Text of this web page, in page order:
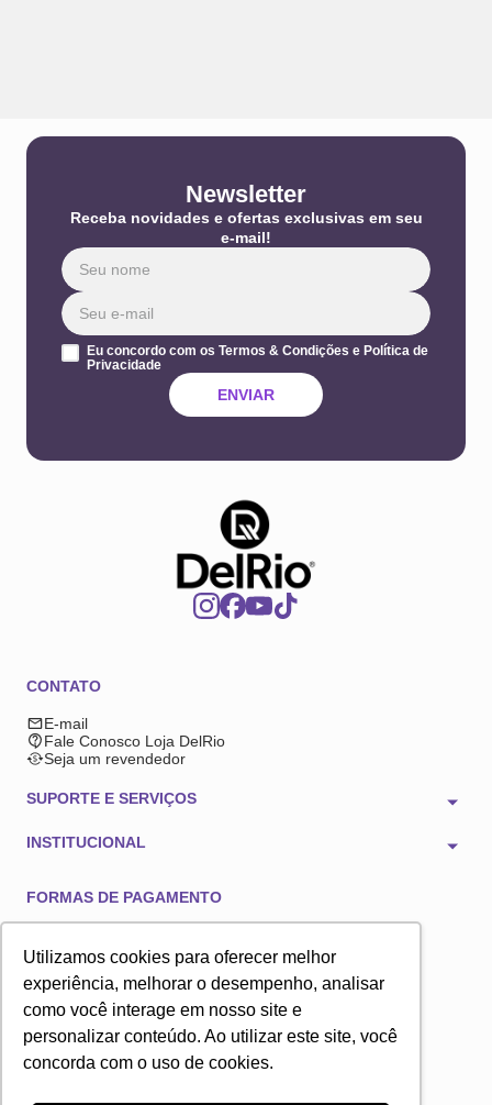
Utilizamos cookies para oferecer melhor
experiência, melhorar o desempenho, analisar
como você interage em nosso site e
personalizar conteúdo. Ao utilizar este site, você
concorda com o uso de cookies.
Newsletter
Receba novidades e ofertas exclusivas em seu
e-mail!
Eu concordo com os Termos & Condições e Política de
Privacidade
ENVIAR
CONTATO
E-mail
Fale Conosco Loja DelRio
Seja um revendedor
SUPORTE E SERVIÇOS
INSTITUCIONAL
FORMAS DE PAGAMENTO
TECNOLOGIA E SEGURANÇA